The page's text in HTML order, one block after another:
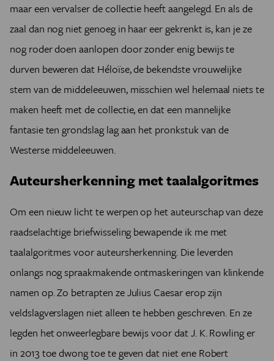
maar een vervalser de collectie heeft aangelegd. En als de
zaal dan nog niet genoeg in haar eer gekrenkt is, kan je ze
nog roder doen aanlopen door zonder enig bewijs te
durven beweren dat Héloïse, de bekendste vrouwelijke
stem van de middeleeuwen, misschien wel helemaal niets te
maken heeft met de collectie, en dat een mannelijke
fantasie ten grondslag lag aan het pronkstuk van de
Westerse middeleeuwen.
Auteursherkenning met taalalgoritmes
Om een nieuw licht te werpen op het auteurschap van deze
raadselachtige briefwisseling bewapende ik me met
taalalgoritmes voor auteursherkenning. Die leverden
onlangs nog spraakmakende ontmaskeringen van klinkende
namen op.Zo betrapten ze Julius Caesar erop zijn
veldslagverslagen niet alleen te hebben geschreven. En ze
legden het onweerlegbare bewijs voor dat J. K. Rowling er
in 2013 toe dwong toe te geven dat niet ene Robert